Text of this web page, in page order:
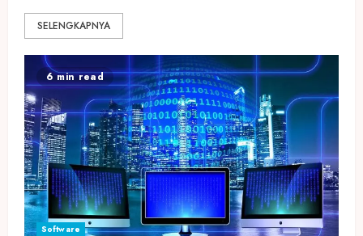
SELENGKAPNYA
6 min read
Software